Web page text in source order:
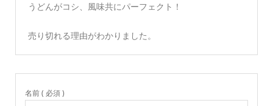
うどんがコシ、風味共にパーフェクト！
売り切れる理由がわかりました。
名前 ( 必須 )